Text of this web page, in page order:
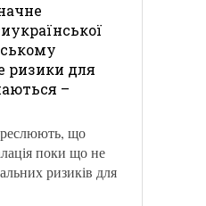
ризики для
–
що
поки що не
ризиків для